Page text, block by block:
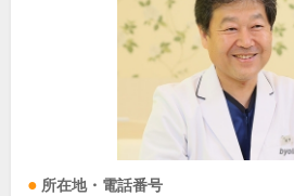
所在地・電話番号